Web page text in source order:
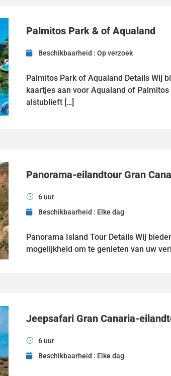
Palmitos Park & of Aqualand
Beschikbaarheid : Op verzoek
Palmitos Park of Aqualand Details Wij
kaartjes aan voor Aqualand of Palmitos
alstublieft […]
Panorama-eilandtour Gran
6 uur
Beschikbaarheid : Elke dag
Panorama Island Tour Details Wij
mogelijkheid om te genieten van uw
Jeepsafari Gran Canaria-
6 uur
Beschikbaarheid : Elke dag